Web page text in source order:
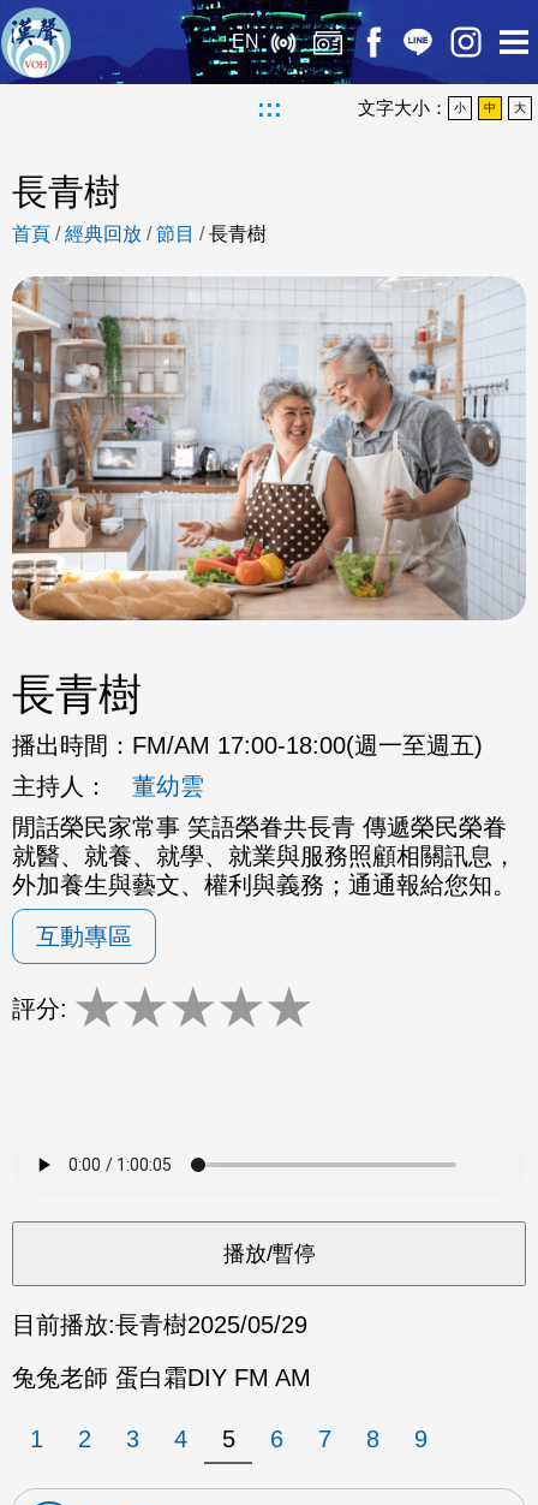
EN
::: 文字大小： 小 中 大
長青樹
首頁 /經典回放 /節目 /長青樹
長青樹
播出時間： FM/AM 17:00-18:00(週一至週五)
主持人：
董幼雲
閒話榮民家常事 笑語榮眷共長青 傳遞榮民榮眷
就醫、就養、就學、就業與服務照顧相關訊息，
外加養生與藝文、權利與義務；通通報給您知。
互動專區
評分: ★★★★★
目前播放:長青樹2025/05/29
兔兔老師 蛋白霜DIY FM AM
1 2 3 4 5 6 7 8 9